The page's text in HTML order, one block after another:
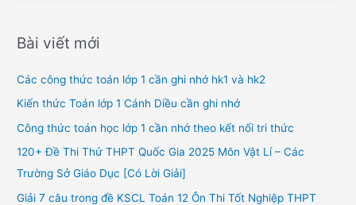
r
h
f
o
Bài viết mới
Các công thức toán lớp 1 cần ghi nhớ hk1 và hk2
Kiến thức Toán lớp 1 Cánh Diều cần ghi nhớ
Công thức toán học lớp 1 cần nhớ theo kết nối tri thức
120+ Đề Thi Thử THPT Quốc Gia 2025 Môn Vật Lí – Các
Trường Sở Giáo Dục [Có Lời Giải]
Giải 7 câu trong đề KSCL Toán 12 Ôn Thi Tốt Nghiệp THPT